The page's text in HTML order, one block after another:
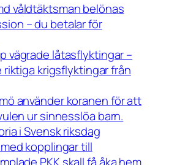
våldtäktsman belönas
– du betalar för
vägrade låtasflyktingar –
krigsflyktingar från
använder koranen för att
ur sinnesslöa barn.
i Svensk riksdag
med kopplingar till